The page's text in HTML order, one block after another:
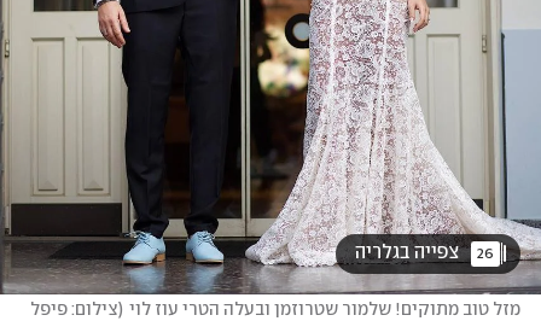
26 צפייה בגלריה
מזל טוב מתוקים! שלמור שטרוזמן ובעלה הטרי עוז לוי (